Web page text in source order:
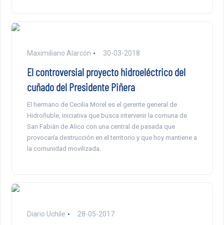
Maximiliano Alarcón 30-03-2018
El controversial proyecto hidroeléctrico del
cuñado del Presidente Piñera
El hermano de Cecilia Morel es el gerente general de
Hidroñuble, iniciativa que busca intervenir la comuna de
San Fabián de Alico con una central de pasada que
provocaría destrucción en el territorio y que hoy mantiene a
la comunidad movilizada.
Diario Uchile 28-05-2017